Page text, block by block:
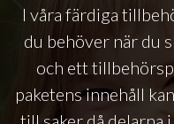
I våra färdiga
du behöver när du
och ett
paketens innehåll